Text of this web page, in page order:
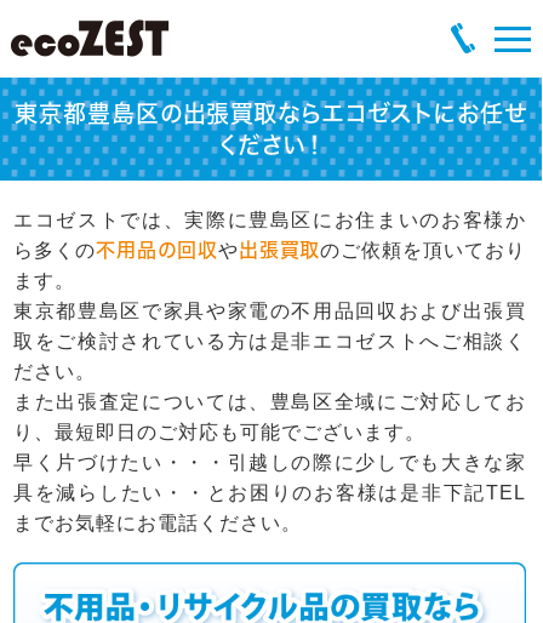
東京都豊島区の出張買取ならエコゼストにお任せ
ください！
エコゼストでは、実際に豊島区にお住まいのお客様か
ら多くの不用品の回収や出張買取のご依頼を頂いており
ます。
東京都豊島区で家具や家電の不用品回収および出張買
取をご検討されている方は是非エコゼストへご相談く
ださい。
また出張査定については、豊島区全域にご対応してお
り、最短即日のご対応も可能でございます。
早く片づけたい・・・引越しの際に少しでも大きな家
具を減らしたい・・とお困りのお客様は是非下記TEL
までお気軽にお電話ください。